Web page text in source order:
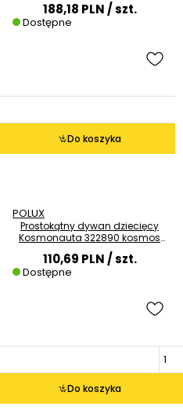
188,18 PLN/ szt.
Dostępne
Do koszyka
POLUX
Prostokątny dywan dziecięcy
Kosmonauta 322890 kosmos
kolorowy
110,69 PLN/ szt.
Dostępne
Do koszyka